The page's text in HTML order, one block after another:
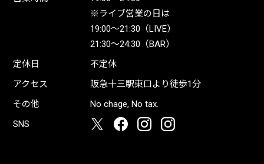
※ライブ営業の日は
19:00〜21:30（LIVE）
21:30〜24:30（BAR）
定休日
不定休
アクセス
阪急十三駅東口より徒歩1分
その他
No chage, No tax.
SNS